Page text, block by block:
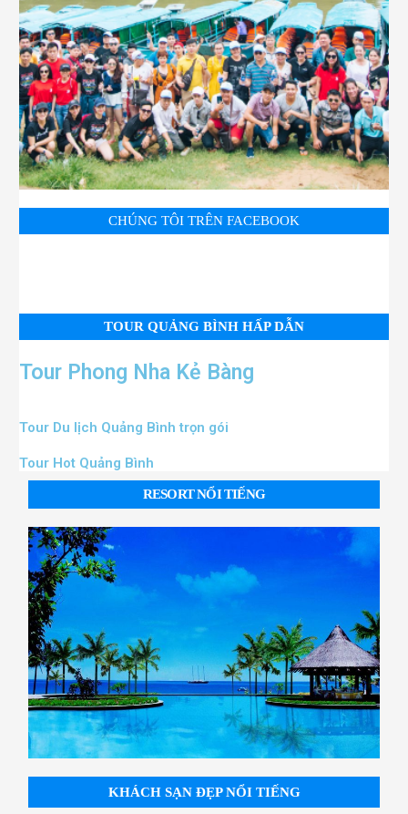
CHÚNG TÔI TRÊN FACEBOOK
TOUR QUẢNG BÌNH HẤP DẪN
Tour Phong Nha Kẻ Bàng
Tour Du lịch Quảng Bình trọn gói
Tour Hot Quảng Bình
RESORT NỔI TIẾNG
KHÁCH SẠN ĐẸP NỔI TIẾNG